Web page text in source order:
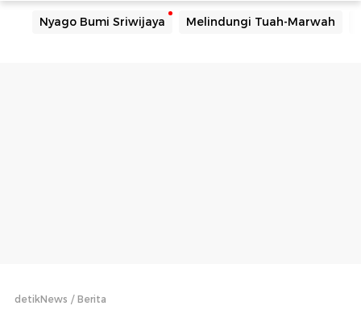
Nyago Bumi Sriwijaya Melindungi Tuah-Marwah
detikNews Berita